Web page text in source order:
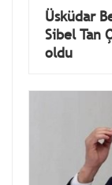
Üsküdar
Sibel Tan
oldu